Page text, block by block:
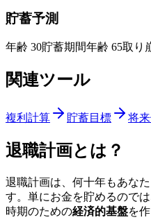
貯蓄予測
年齢 30貯蓄期間年齢 65取り
関連ツール
複利計算 貯蓄目標 将
退職計画とは？
退職計画は、何十年もあな
す。単にお金を貯めるので
時期のための経済的基盤を